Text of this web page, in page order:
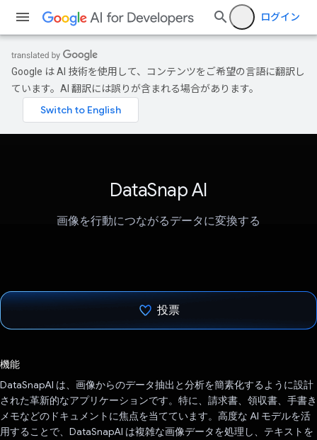
ログイン
Google は AI 技術を使用して、コンテンツをご希望の言語に翻訳し
ています。AI 翻訳には誤りが含まれる場合があります。
DataSnap AI
画像を行動につながるデータに変換する
投票
機能
DataSnapAI は、画像からのデータ抽出と分析を簡素化するように設計
された革新的なアプリケーションです。特に、請求書、領収書、手書き
メモなどのドキュメントに焦点を当てています。高度な AI モデルを活
用することで、DataSnapAI は複雑な画像データを処理し、テキストを